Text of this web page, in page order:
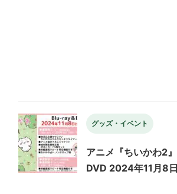
グッズ・イベント
アニメ『ちいかわ2
DVD 2024年11月8